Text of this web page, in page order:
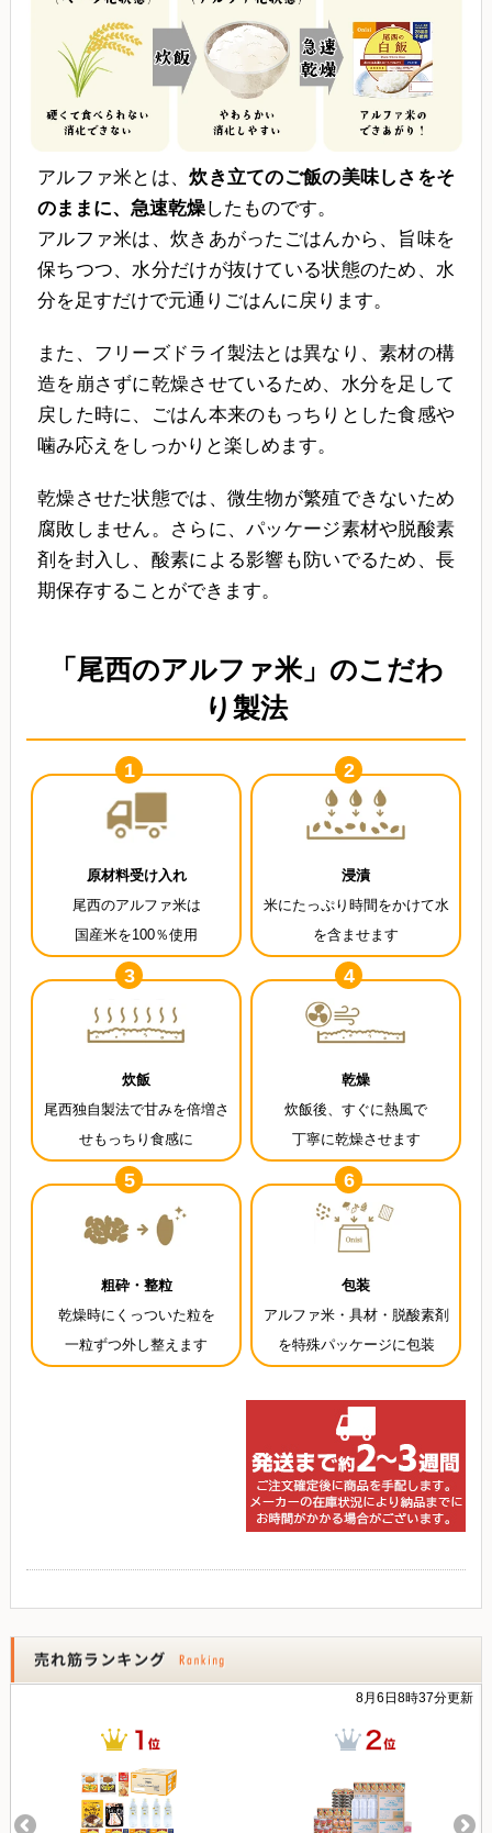
アルファ米とは、炊き立てのご飯の美味しさをそ
のままに、急速乾燥したものです。
アルファ米は、炊きあがったごはんから、旨味を
保ちつつ、水分だけが抜けている状態のため、水
分を足すだけで元通りごはんに戻ります。
また、フリーズドライ製法とは異なり、素材の構
造を崩さずに乾燥させているため、水分を足して
戻した時に、ごはん本来のもっちりとした食感や
噛み応えをしっかりと楽しめます。
乾燥させた状態では、微生物が繁殖できないため
腐敗しません。さらに、パッケージ素材や脱酸素
剤を封入し、酸素による影響も防いでるため、長
期保存することができます。
「尾西のアルファ米」のこだわ
り製法
1
原材料受け入れ
尾西のアルファ米は
国産米を100％使用
2
浸漬
米にたっぷり時間をかけて水
を含ませます
3
炊飯
尾西独自製法で甘みを倍増さ
せもっちり食感に
4
乾燥
炊飯後、すぐに熱風で
丁寧に乾燥させます
5
粗砕・整粒
乾燥時にくっついた粒を
一粒ずつ外し整えます
6
包装
アルファ米・具材・脱酸素剤
を特殊パッケージに包装